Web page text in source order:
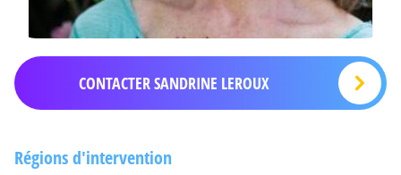
CONTACTER SANDRINE LEROUX
Régions d'intervention